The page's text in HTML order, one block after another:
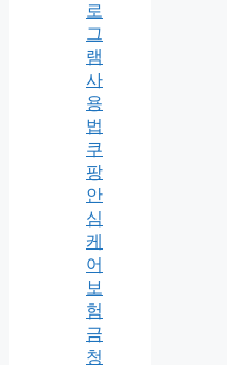
로
그
램
사
용
법
쿠
팡
안
심
케
어
보
험
금
청